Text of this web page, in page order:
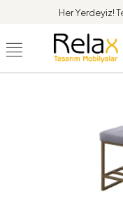
Her Yerdeyiz!